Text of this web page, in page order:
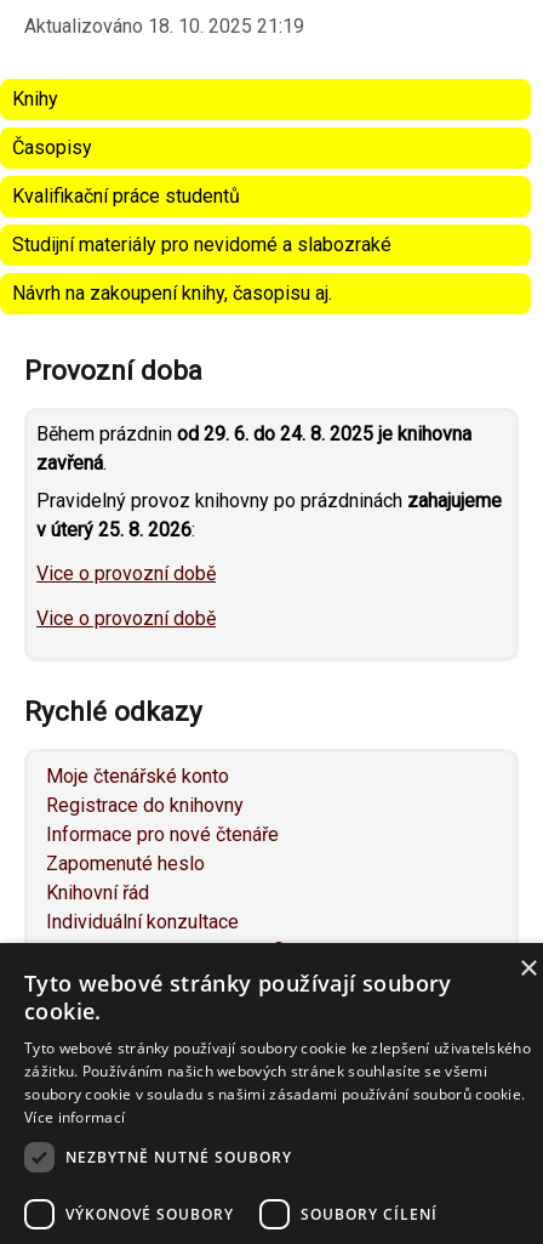
Aktualizováno 18. 10. 2025 21:19
Knihy
Časopisy
Kvalifikační práce studentů
Studijní materiály pro nevidomé a slabozraké
Návrh na zakoupení knihy, časopisu aj.
Provozní doba
Během prázdnin od 29. 6. do 24. 8. 2025 je knihovna
zavřená.
Pravidelný provoz knihovny po prázdninách zahajujeme
v úterý 25. 8. 2026:
Vice o provozní době
Vice o provozní době
Rychlé odkazy
Moje čtenářské konto
Registrace do knihovny
Informace pro nové čtenáře
Zapomenuté heslo
Knihovní řád
Individuální konzultace
Služby pro osoby se specifickými potřebami
Návrh na nákup knihy
Napište nám
Mapa webu
Prohlášení o přístupnosti
F
c
T
P
n
a
×
Tyto webové stránky používají soubory
cookie.
Tyto webové stránky používají soubory cookie ke zlepšení uživatelského
zážitku. Používáním našich webových stránek souhlasíte se všemi
soubory cookie v souladu s našimi zásadami používání souborů cookie.
Více informací
NEZBYTNĚ NUTNÉ SOUBORY
VÝKONOVÉ SOUBORY SOUBORY CÍLENÍ